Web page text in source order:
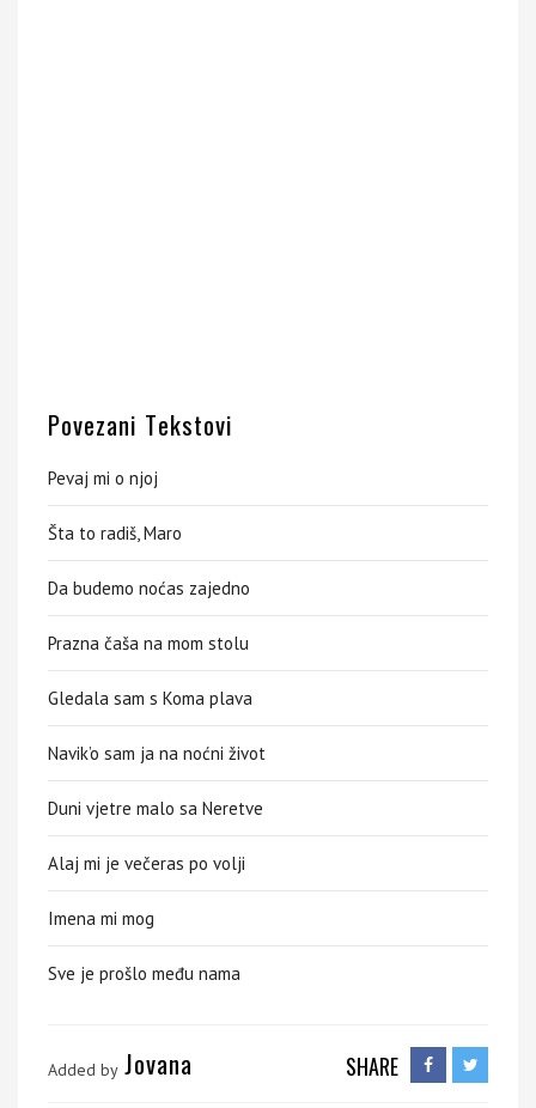
Povezani Tekstovi
Pevaj mi o njoj
Šta to radiš, Maro
Da budemo noćas zajedno
Prazna čaša na mom stolu
Gledala sam s Koma plava
Navik’o sam ja na noćni život
Duni vjetre malo sa Neretve
Alaj mi je večeras po volji
Imena mi mog
Sve je prošlo među nama
Added by Jovana SHARE